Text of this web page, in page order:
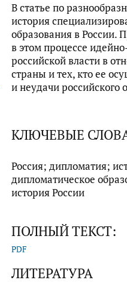
В статье по
история
образования в России.
в этом процессе
российской власти в
страны и тех, кто ее
и неудачи российского
КЛЮЧЕВЫЕ
Россия; дипломатия;
дипломатическое
история России
ПОЛНЫЙ ТЕКСТ:
PDF
ЛИТЕРАТУРА